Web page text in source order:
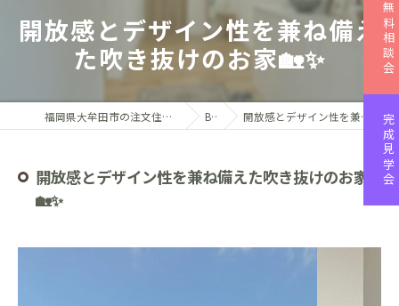
開放感とデザイン性を兼ね備え
た吹き抜けのお家🏡✨
福岡県大牟田市の注文住宅なら株式会社インハウス Blog 開放感とデザイン性を兼ね備えた吹き抜けのお家🏡✨
開放感とデザイン性を兼ね備えた吹き抜けのお家
🏡✨
無料相談会
完成見学会